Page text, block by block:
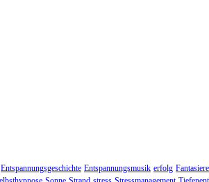
Entspannungsgeschichte Entspannungsmusik erfolg